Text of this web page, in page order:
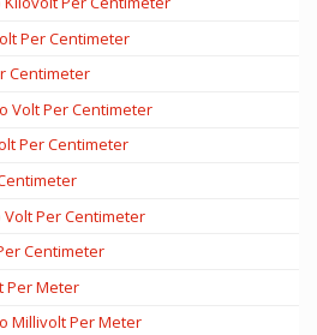
Per Centimeter
Centimeter
Volt Per Centimeter
Per Centimeter
Per Centimeter
Centimeter
Per Meter
Millivolt Per Meter